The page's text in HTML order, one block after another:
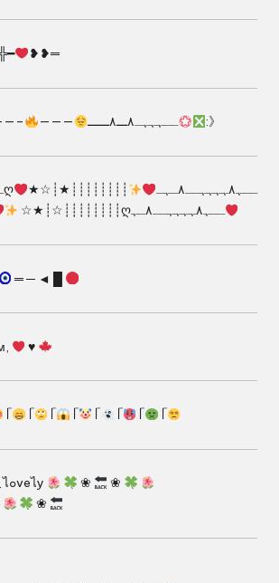
❥❥═‎
——— ــہہہـ٨ـــ٨ــــــ :》‎‎
ـــــﮩـ٨ـﮩـــღــﮩ٨ﮩﮩﮩﮩــ٨ـﮩـ
┊┊┊┊┊┊┊┊★┊☆★
┊┊┊┊┊┊┊┊☆┊★☆
ـــــﮩـ٨ـﮩـــღــﮩ٨ﮩﮩﮩﮩــ٨ـﮩ
═ ─ ◄ █
♥
ᥬ ᥬ ᥬ ᥬ ᥬ ᥬ ᥬ ᥬ
๐veไy ❀
❀
❀